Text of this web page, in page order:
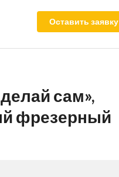
Оставить заявку
сам»,
фрезерный